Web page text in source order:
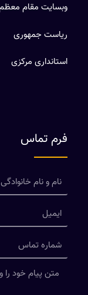
وبسایت مقام
ریاست جمهوری
استانداری مرکزی
فرم تماس